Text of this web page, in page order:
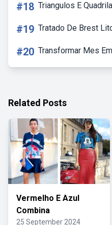
#18 Triangulos E
#19 Tratado De Brest
#20 Transformar Mes
Related Posts
Vermelho E Azul
Combina
25 September 2024